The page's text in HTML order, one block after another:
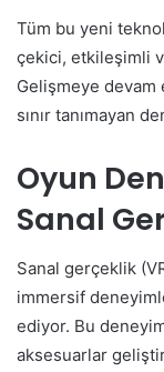
Tüm bu yeni
çekici, etkileşimli
Gelişmeye devam
sınır tanımayan
Oyun
Sanal
Sanal gerçeklik
immersif
ediyor. Bu
aksesuarlar